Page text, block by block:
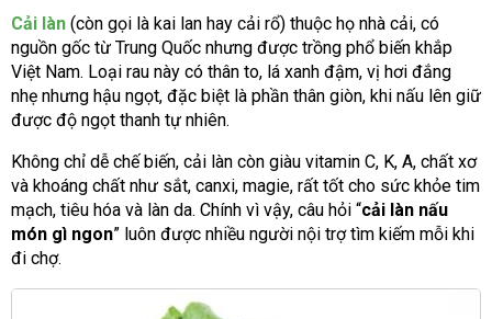
Cải làn (còn gọi là kai lan hay cải rổ) thuộc họ nhà cải, có
nguồn gốc từ Trung Quốc nhưng được trồng phổ biến khắp
Việt Nam. Loại rau này có thân to, lá xanh đậm, vị hơi đắng
nhẹ nhưng hậu ngọt, đặc biệt là phần thân giòn, khi nấu lên giữ
được độ ngọt thanh tự nhiên.
Không chỉ dễ chế biến, cải làn còn giàu vitamin C, K, A, chất xơ
và khoáng chất như sắt, canxi, magie, rất tốt cho sức khỏe tim
mạch, tiêu hóa và làn da. Chính vì vậy, câu hỏi “cải làn nấu
món gì ngon” luôn được nhiều người nội trợ tìm kiếm mỗi khi
đi chợ.